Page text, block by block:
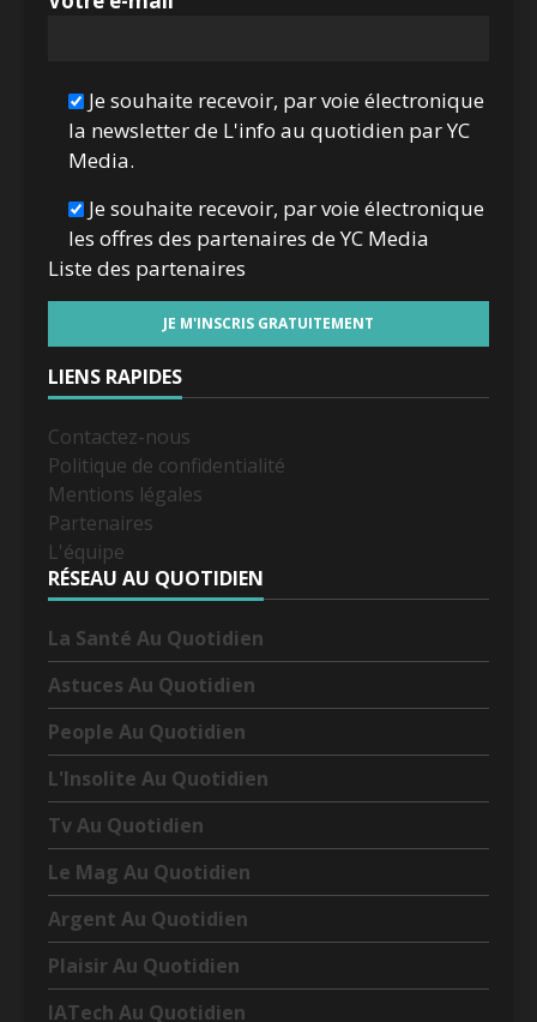
Je souhaite recevoir, par voie électronique
la newsletter de L'info au quotidien par YC
Media.
Je souhaite recevoir, par voie électronique
les offres des partenaires de YC Media
Liste des partenaires
LIENS RAPIDES
Contactez-nous
Politique de confidentialité
Mentions légales
Partenaires
L'équipe
RÉSEAU AU QUOTIDIEN
La Santé Au Quotidien
Astuces Au Quotidien
People Au Quotidien
L'Insolite Au Quotidien
Tv Au Quotidien
Le Mag Au Quotidien
Argent Au Quotidien
Plaisir Au Quotidien
IATech Au Quotidien